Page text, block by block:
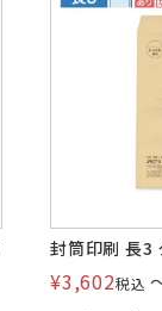
封筒印刷 長3
¥3,602税込